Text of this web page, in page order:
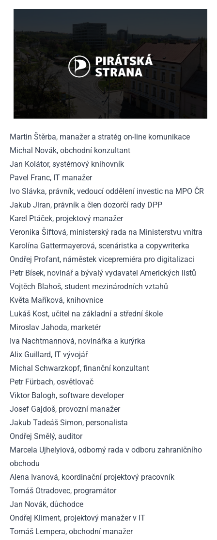
Martin Štěrba, manažer a stratég on-line komunikace
Michal Novák, obchodní konzultant
Jan Kolátor, systémový knihovník
Pavel Franc, IT manažer
Ivo Slávka, právník, vedoucí oddělení investic na MPO ČR
Jakub Jiran, právník a člen dozorčí rady DPP
Karel Ptáček, projektový manažer
Veronika Šiftová, ministerský rada na Ministerstvu vnitra
Karolína Gattermayerová, scenáristka a copywriterka
Ondřej Profant, náměstek vicepremiéra pro digitalizaci
Petr Bísek, novinář a bývalý vydavatel Amerických listů
Vojtěch Blahoš, student mezinárodních vztahů
Květa Maříková, knihovnice
Lukáš Kost, učitel na základní a střední škole
Miroslav Jahoda, marketér
Iva Nachtmannová, novinářka a kurýrka
Alix Guillard, IT vývojář
Michal Schwarzkopf, finanční konzultant
Petr Fürbach, osvětlovač
Viktor Balogh, software developer
Josef Gajdoš, provozní manažer
Jakub Tadeáš Simon, personalista
Ondřej Smělý, auditor
Marcela Ujhelyiová, odborný rada v odboru zahraničního
obchodu
Alena Ivanová, koordinační projektový pracovník
Tomáš Otradovec, programátor
Jan Novák, důchodce
Ondřej Kliment, projektový manažer v IT
Tomáš Lempera, obchodní manažer